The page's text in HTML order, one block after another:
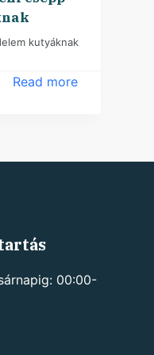
kutyáknak
Read more
00:00-